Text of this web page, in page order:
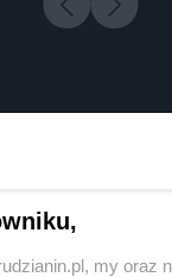
my oraz